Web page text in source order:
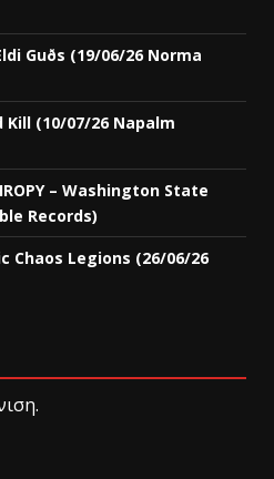
Guðs (19/06/26 Norma
Kill (10/07/26 Napalm
– Washington State
Records)
Chaos Legions (26/06/26